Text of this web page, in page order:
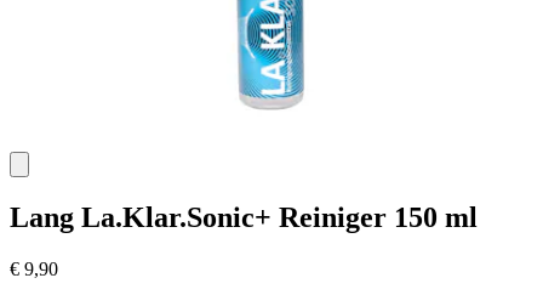
Lang La.Klar.Sonic+ Reiniger 150 ml
€ 9,90